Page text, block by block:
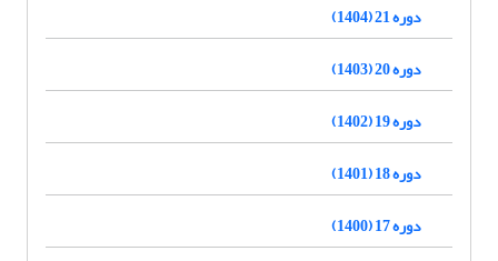
دوره 21 (1404)
دوره 20 (1403)
دوره 19 (1402)
دوره 18 (1401)
دوره 17 (1400)